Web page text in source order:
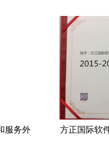
服务外
方正国际软